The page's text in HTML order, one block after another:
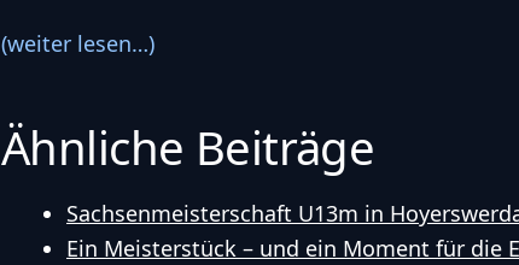
(weiter lesen…)
Ähnliche Beiträge
Sachsenmeisterschaft U13m in
Ein Meisterstück – und ein Moment für die